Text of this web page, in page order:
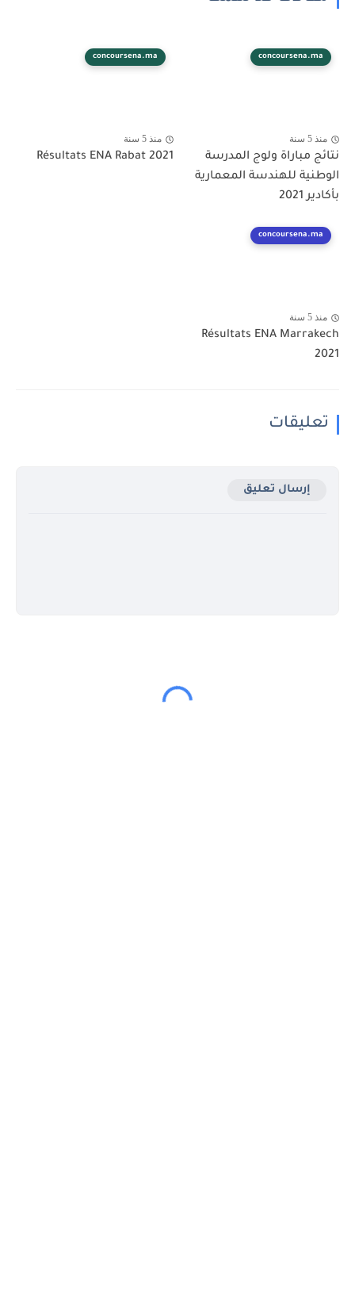
concoursena.ma
منذ 5 سنة
نتائج مباراة ولوج المدرسة
الوطنية للهندسة المعمارية
بأكادير 2021
concoursena.ma
منذ 5 سنة
Résultats ENA Rabat 2021
concoursena.ma
منذ 5 سنة
Résultats ENA Marrakech
2021
تعليقات
إرسال تعليق